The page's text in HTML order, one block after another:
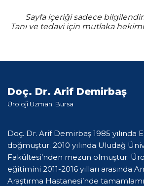
Sayfa içeriği sadece
Tanı ve tedavi için mutlaka
Doç. Dr. Arif Demirbaş
Üroloji Uzmanı Bursa
Doç. Dr. Arif Demirbaş 1985 yılında
doğmuştur. 2010 yılında Uludağ
Fakültesi’nden mezun olmuştur.
eğitimini 2011-2016 yılları arasında
Araştırma Hastanesi’nde